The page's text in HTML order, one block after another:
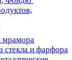
мрамора
стекла и фарфора